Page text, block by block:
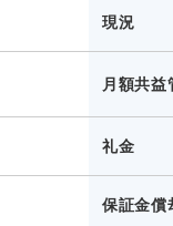
現況
月額共益
礼金
保証金償